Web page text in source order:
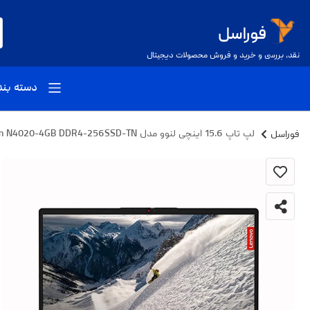
نقد، بررسی و خرید و فروش محصولات دیجیتال
دسته
فوراسل لپ تاپ 15.6 اینچی لنوو مدل Ideapad 1-Celeron N4020-4GB DDR4-256SSD-TN